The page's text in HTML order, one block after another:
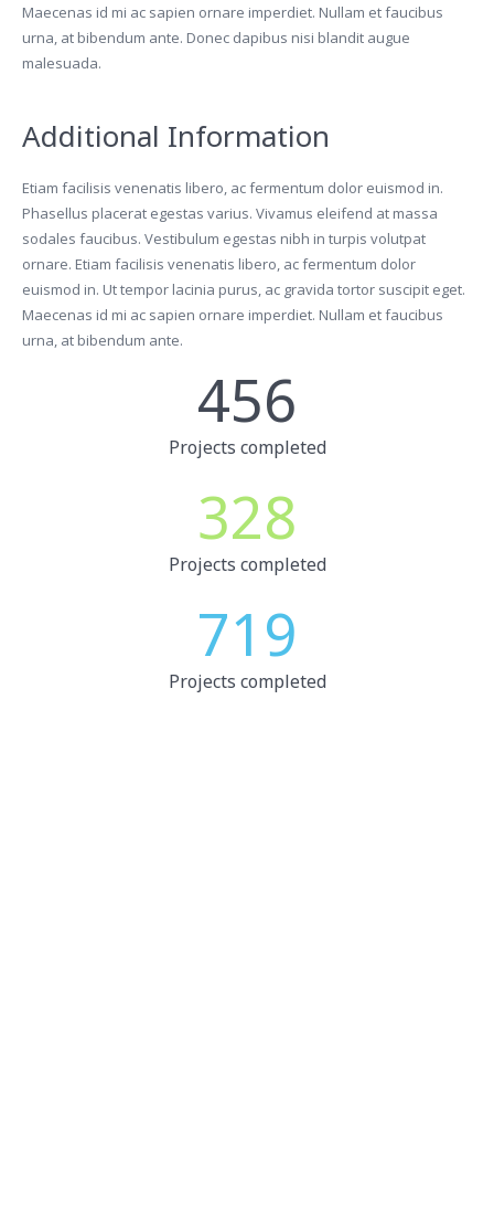
Maecenas id mi ac sapien ornare imperdiet. Nullam et faucibus
urna, at bibendum ante. Donec dapibus nisi blandit augue
malesuada.
Additional Information
Etiam facilisis venenatis libero, ac fermentum dolor euismod in.
Phasellus placerat egestas varius. Vivamus eleifend at massa
sodales faucibus. Vestibulum egestas nibh in turpis volutpat
ornare. Etiam facilisis venenatis libero, ac fermentum dolor
euismod in. Ut tempor lacinia purus, ac gravida tortor suscipit eget.
Maecenas id mi ac sapien ornare imperdiet. Nullam et faucibus
urna, at bibendum ante.
456
Projects completed
328
Projects completed
719
Projects completed